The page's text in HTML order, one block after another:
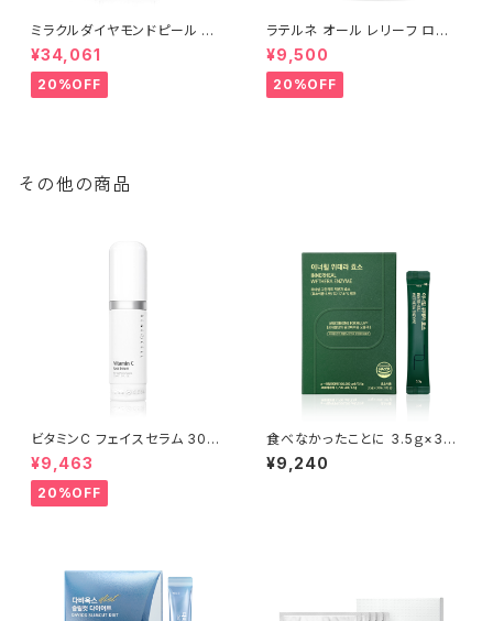
ミラクルダイヤモンドピール プ
ログラムセット│シワ・たるみ・毛
穴のスペシャル集中ケア【Rene
-Cell】ルネセル
¥34,061
20%OFF
ラテルネ オール レリーフ ロー
ション 1個(100ml) | LATEREN
E ALL RELIEF LATION│敏感
になりがちな肌をケアする、バリ
ア機能サポートケア【Rene-Ce
¥9,500
20%OFF
その他の商品
ビタミンC フェイスセラム 30ml
|Vitamin-C Face Serum│シ
ミ・くすみケア【Rene-Cell】ル
ネセル
¥9,463
20%OFF
食べなかったことに 3.5ｇ×30
包(酵素)【Rene-Cell】ルネセル
※ご注文後、お取り寄せとなる
¥9,240